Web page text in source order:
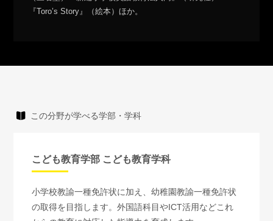
『Toro’s Story』（絵本）ほか。
この分野が学べる学部・学科
こども教育学部 こども教育学科
小学校教諭一種免許状に加え、幼稚園教諭一種免許状
の取得を目指します。外国語科目やICT活用などこれ